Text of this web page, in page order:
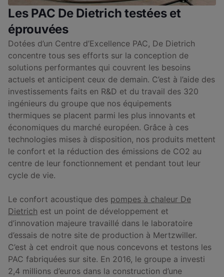
Les PAC De Dietrich testées et
éprouvées
Dotées d’un Centre d’Excellence PAC, De Dietrich
concentre tous ses efforts sur la conception de
solutions performantes qui couvrent les besoins
actuels et anticipent ceux de demain. C’est à l’aide des
investissements faits en R&D et du travail des 320
ingénieurs du groupe que nos équipements
thermiques se placent parmi les plus innovants et
économiques du marché européen. Grâce à ces
technologies mises à disposition, nos produits mettent
le confort et la réduction des émissions de CO2 au
centre de leur fonctionnement et pendant tout leur
cycle de vie.
Le confort acoustique des pompes à chaleur De
Dietrich est un point de développement et
d’innovation majeure travaillé dans le laboratoire
d’essais de notre site de production à Mertzwiller.
C’est à cet endroit que nous concevons et testons les
PAC fabriquées sur site. En 2016, le groupe a investi
2,4 millions d’euros dans la construction d’une